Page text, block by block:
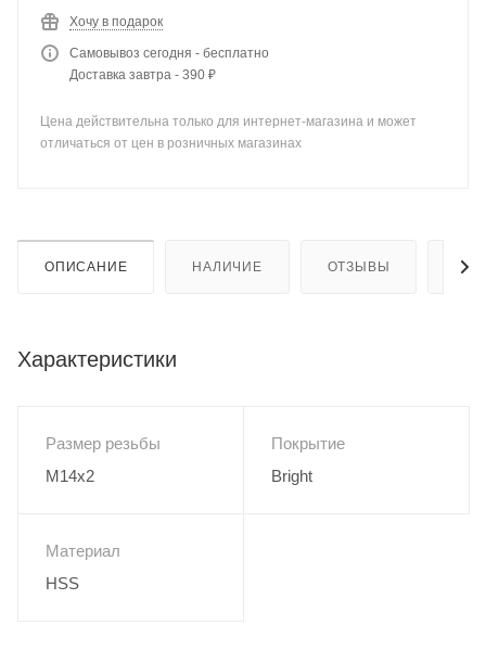
Хочу в подарок
Самовывоз сегодня - бесплатно
Доставка завтра - 390 ₽
Цена действительна только для интернет-магазина и может
отличаться от цен в розничных магазинах
ОПИСАНИЕ НАЛИЧИЕ ОТЗЫВЫ
Характеристики
Размер резьбы
M14x2
Покрытие
Bright
Материал
HSS